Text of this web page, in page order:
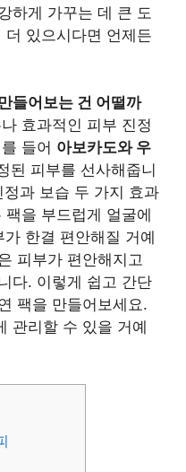
하게 가꾸는 데 큰 도
있으시다면 언제든
들어보는 건 어떨까
효과적인 피부 진정
들어 아보카도와 우
된 피부를 선사해줍니
정과 보습 두 가지 효과
을 부드럽게 얼굴에
한결 편안해질 거예
피부가 편안해지고
다. 이렇게 쉽고 간단
팩을 만들어보세요.
관리할 수 있을 거예